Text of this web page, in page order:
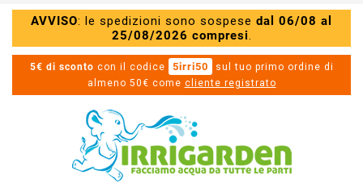
AVVISO: le spedizioni sono sospese dal 06/08 al
25/08/2026 compresi.
5€ di sconto con il codice 5irri50
sul tuo primo ordine di
almeno 50€ come cliente registrato